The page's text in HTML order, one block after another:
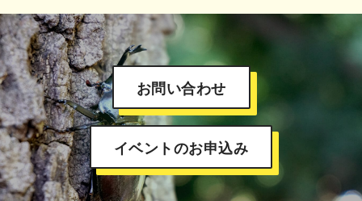
お問い合わせ
イベントのお申込み